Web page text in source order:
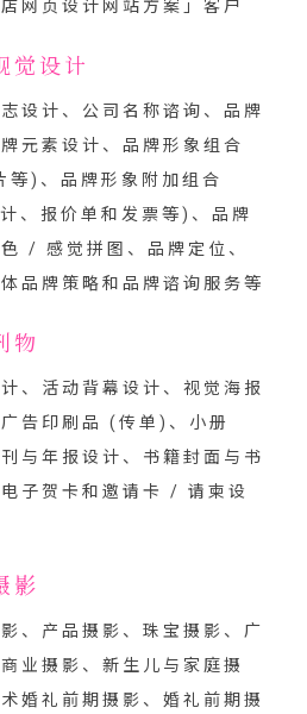
网页设计网站方案 」客户
觉设计
设计、公司名称谘询、品牌
元素设计、品牌形象组合
等)、品牌形象附加组合
报价单和发票等)、品牌
/ 感觉拼图、品牌定位、
品牌策略和品牌谘询服务等
物
、活动背幕设计、视觉海报
告印刷品 (传单)、小册
与年报设计、书籍封面与书
子贺卡和邀请卡 / 请柬设
影
、产品摄影、珠宝摄影、广
业摄影、新生儿与家庭摄
婚礼前期摄影、婚礼前期摄